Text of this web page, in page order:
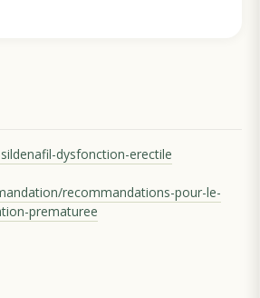
dysfonction-erectile
recommandations-pour-le-
prematuree